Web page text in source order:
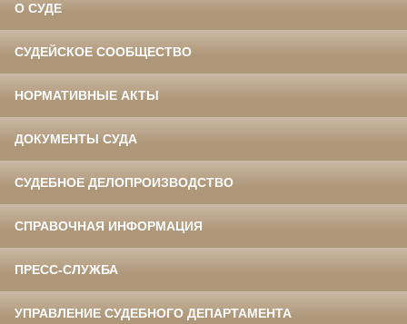
О СУДЕ
СУДЕЙСКОЕ СООБЩЕСТВО
НОРМАТИВНЫЕ АКТЫ
ДОКУМЕНТЫ СУДА
СУДЕБНОЕ ДЕЛОПРОИЗВОДСТВО
СПРАВОЧНАЯ ИНФОРМАЦИЯ
ПРЕСС-СЛУЖБА
УПРАВЛЕНИЕ СУДЕБНОГО ДЕПАРТАМЕНТА